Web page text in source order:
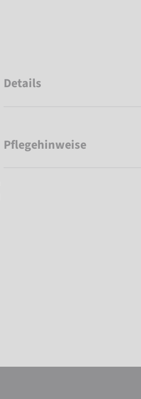
Details
Pflegehinweise